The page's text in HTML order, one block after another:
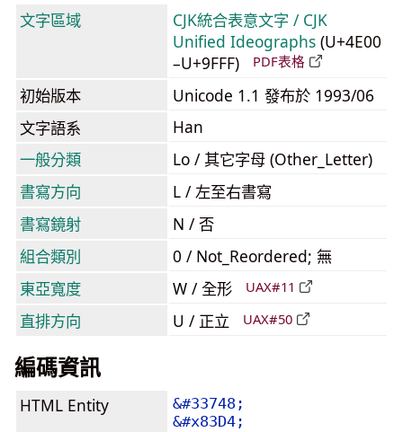
文字區域
CJK統合表意文字 / CJK
Unified Ideographs (U+4E00
–U+9FFF)
PDF表格
初始版本
Unicode 1.1 發布於 1993/06
文字語系
Han
一般分類
Lo / 其它字母 (Other_Letter)
書寫方向
L / 左至右書寫
書寫鏡射
N / 否
組合類別
0 / Not_Reordered; 無
東亞寬度
W / 全形 UAX#11
直排方向 U / 正立 UAX#50
編碼資訊
HTML Entity
&#33748;
&#x83D4;